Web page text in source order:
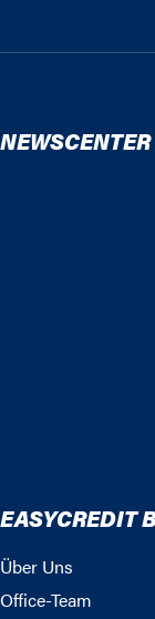
NEWSCENTER
EASYCREDIT
Über Uns
Office-Team